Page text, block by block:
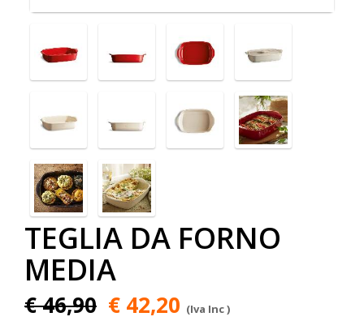
TEGLIA DA FORNO
MEDIA
€ 46,90 € 42,20 (Iva Inc )